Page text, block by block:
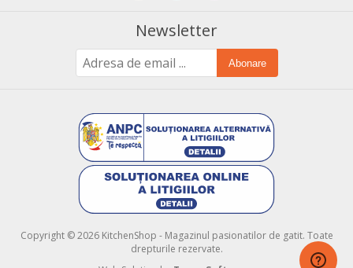
Newsletter
Abonare
Copyright © 2026 KitchenShop - Magazinul pasionatilor de gatit. Toate
drepturile rezervate.